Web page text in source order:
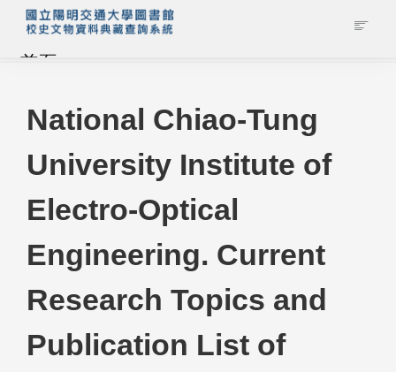
首頁
藏品查詢
校史館簡介
藏品清單全覽
資料調閱申請
管理者登入
National Chiao-Tung
University Institute of
Electro-Optical
Engineering. Current
Research Topics and
Publication List of